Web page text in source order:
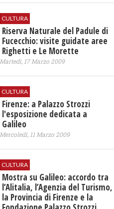
CULTURA
Riserva Naturale del Padule di
Fucecchio: visite guidate aree
Righetti e Le Morette
Martedì, 17 Marzo 2009
CULTURA
Firenze: a Palazzo Strozzi
l'esposizione dedicata a
Galileo
Mercoledì, 11 Marzo 2009
CULTURA
Mostra su Galileo: accordo tra
l’Alitalia, l’Agenzia del Turismo,
la Provincia di Firenze e la